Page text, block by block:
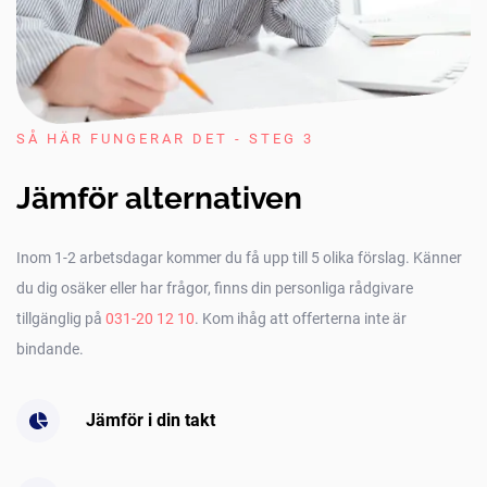
SÅ HÄR FUNGERAR DET - STEG 3
Jämför alternativen
Inom 1-2 arbetsdagar kommer du få upp till 5 olika förslag. Känner
du dig osäker eller har frågor, finns din personliga rådgivare
tillgänglig på 031-20 12 10. Kom ihåg att offerterna inte är
bindande.
Jämför i din takt